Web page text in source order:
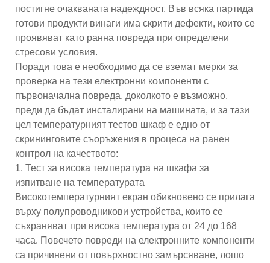
постигне очакваната надеждност. Във всяка партида
готови продукти винаги има скрити дефекти, които се
проявяват като ранна повреда при определени
стресови условия.
Поради това е необходимо да се вземат мерки за
проверка на тези електронни компоненти с
първоначална повреда, доколкото е възможно,
преди да бъдат инсталирани на машината, и за тази
цел температурният тестов шкаф е едно от
скрининговите съоръжения в процеса на ранен
контрол на качеството:
1. Тест за висока температура на шкафа за
изпитване на температурата
Високотемпературният екран обикновено се прилага
върху полупроводникови устройства, които се
съхраняват при висока температура от 24 до 168
часа. Повечето повреди на електронните компоненти
са причинени от повърхностно замърсяване, лошо